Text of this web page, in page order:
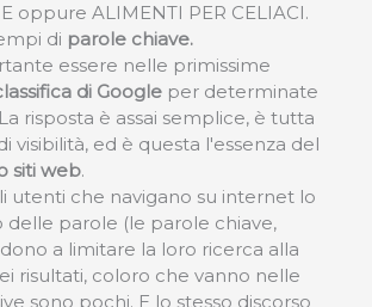
oppure ALIMENTI PER CELIACI.
di parole chiave.
essere nelle primissime
di Google per determinate
risposta è assai semplice, è tutta
visibilità, ed è questa l'essenza del
siti web.
utenti che navigano su internet lo
delle parole (le parole chiave,
a limitare la loro ricerca alla
risultati, coloro che vanno nelle
sono pochi. E lo stesso discorso